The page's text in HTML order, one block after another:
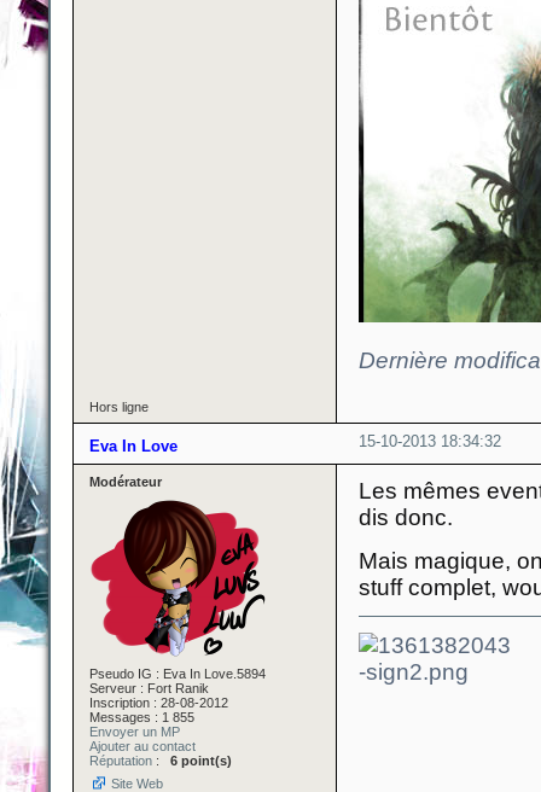
Dernière
Hors ligne
15-10-2013 18:34:32
Eva In Love
Modérateur
Pseudo IG : Eva In Love.5894
Serveur : Fort Ranik
Inscription : 28-08-2012
Messages : 1 855
Envoyer un MP
Ajouter au contact
Réputation : 6 point(s)
Site Web
Les mêmes
dis donc.
Mais magique,
stuff complet,